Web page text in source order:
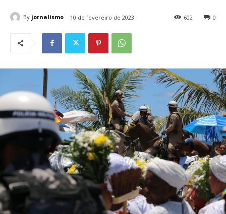
By jornalismo 10 de fevereiro de 2023 0
602